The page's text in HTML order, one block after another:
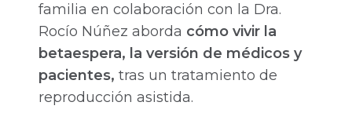
familia en colaboración con la Dra.
Rocío Núñez aborda cómo vivir la
betaespera, la versión de médicos y
pacientes, tras un tratamiento de
reproducción asistida.